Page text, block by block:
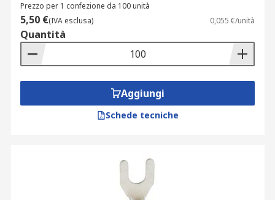
Prezzo per 1 confezione da 100 unità
5,50 €(IVA esclusa) 0,055 €/unità
Quantità
Aggiungi
Schede tecniche